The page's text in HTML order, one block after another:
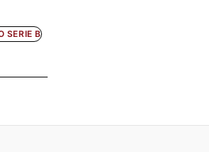
SERIE B